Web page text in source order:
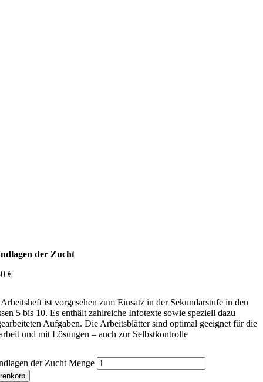
der Zucht
€
ist vorgesehen zum Einsatz in der Sekundarstufe in den
5 bis 10. Es enthält zahlreiche Infotexte sowie speziell dazu
Aufgaben. Die Arbeitsblätter sind optimal geeignet für die
und mit Lösungen – auch zur Selbstkontrolle
der Zucht Menge